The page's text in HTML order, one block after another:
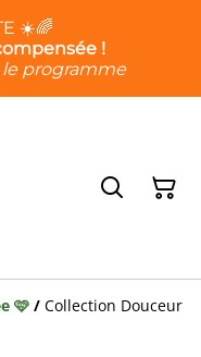
☀️🌈
!
programme
🩷 / Collection Douceur